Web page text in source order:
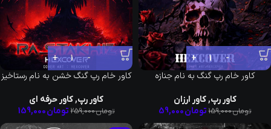
کاور خام رپ گنگ به نام جنازه
کاور رپ,کاور ارزان
تومان159,000 تومان
کاور خام رپ گنگ خشن به نام رستاخیز
کاور رپ,کاور حرفه ای
تومان259,000 تومان